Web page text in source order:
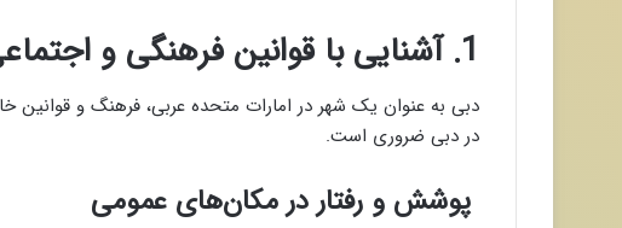
1. آشنایی با قوانین فرهنگی و اجتماعی دبی
دبی به عنوان یک شهر در امارات متحده عربی، فرهنگ و
در دبی ضروری است.
پوشش و رفتار در مکان‌های عمومی